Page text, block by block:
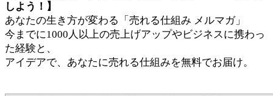
しよう！】
あなたの生き方が変わる「売れる仕組み メルマガ」
今までに1000人以上の売上げアップやビジネスに携わっ
た経験と、
アイデアで、あなたに売れる仕組みを無料でお届け。